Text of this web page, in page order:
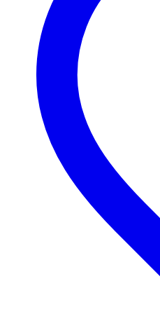
draadloze pageturner met
verbinding: Bluetooth
afmetingen: 126 mm x 93
zuinig batterijverbruik
lichtgewicht: 125 g
maximaal bereik: 10
werkt op 2 AAA-batterijen
werkt o.a. met de
Adobe Acrobat
Avid Sorch
DeepDish GigBooks
forScore+
GuitarTapp PRO -
iKlip Stage for iPad
iReal Pro - Music
Loopy HD
MobileSheets
Musicnotes Sheet
Set List Maker